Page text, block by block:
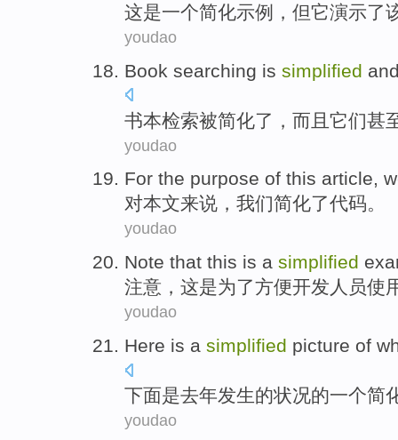
这是一个简化示例 ， 但它演示了
youdao
Book searching is simplified
书本检索被简化了 ， 而且 它们甚
youdao
For the purpose of this article,
对本文来说 ， 我们简化了代码。
youdao
Note that this is a simplified
注意 ， 这是为了方便开发 人员使
youdao
Here is a simplified picture of
下面是去年发生的状况的一个简
youdao